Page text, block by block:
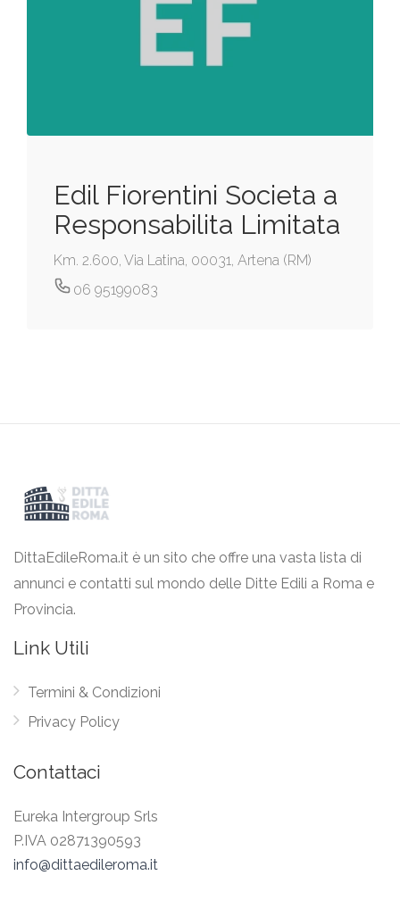
Edil Fiorentini Societa a
Responsabilita Limitata
Km. 2.600, Via Latina, 00031, Artena (RM)
06 95199083
DittaEdileRoma.it è un sito che offre una vasta lista di
annunci e contatti sul mondo delle Ditte Edili a Roma e
Provincia.
Link Utili
Termini & Condizioni
Privacy Policy
Contattaci
Eureka Intergroup Srls
P.IVA 02871390593
info@dittaedileroma.it